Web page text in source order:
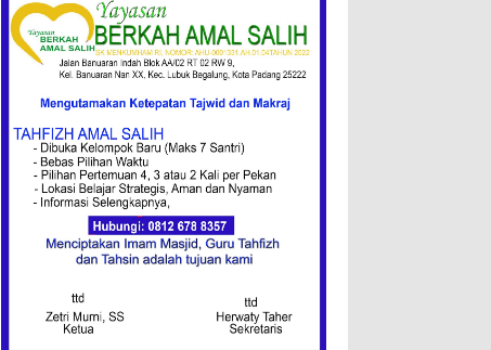
Kebakaran Hebat, Israel Dapat
Cobaan
Ini Resep Bubur Terik, Kuliner
Khas Jawa Tengah
Ketentuan
Redaksi